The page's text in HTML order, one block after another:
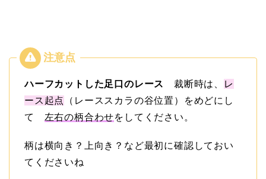
ハーフカットした足口のレース 裁断時は、
レ
ース起点
（レーススカラの谷位置）をめどにし
て 左右の柄合わせをしてください。
柄は横向き？上向き？など最初に確認しておい
てくださいね